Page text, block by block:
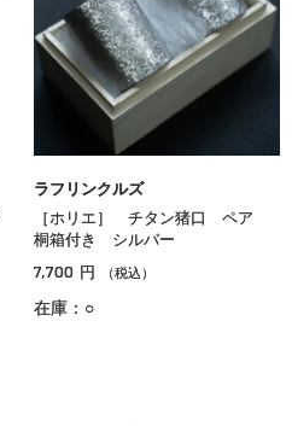
ラフリンクルズ
［ホリエ］ チタン猪口 ペア
桐箱付き シルバー
7,700 円 （税込）
在庫：○